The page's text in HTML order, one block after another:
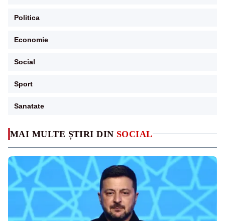
MAI MULTE ȘTIRI DIN SOCIAL
Politica
Economie
Social
Sport
Sanatate